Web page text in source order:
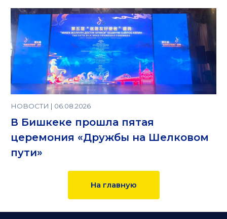
НОВОСТИ | 06.08.2026
В Бишкеке прошла пятая
церемония «Дружбы на Шелковом
пути»
На главную